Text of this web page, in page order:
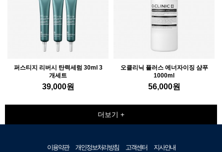
퍼스티지 리버시 탄력세럼 30ml 3
개세트
39,000원
오클리닉 플러스 에너자이징 샴푸
1000ml
56,000원
더보기 +
이용약관 개인정보처리방침 고객센터 지사안내